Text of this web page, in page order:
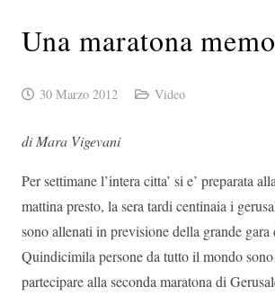
Una maratona
30 Marzo 2012 Video
di Mara Vigevani
Per settimane l’intera citta’ si e’ preparata
mattina presto, la sera tardi centinaia i
sono allenati in previsione della grande gara
Quindicimila persone da tutto il mondo
partecipare alla seconda maratona di